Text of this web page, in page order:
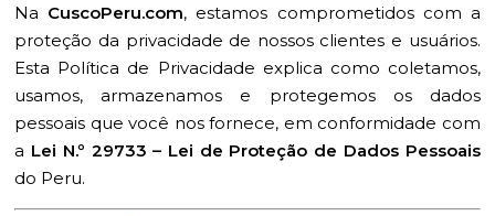
Na CuscoPeru.com, estamos comprometidos com a
proteção da privacidade de nossos clientes e usuários.
Esta Política de Privacidade explica como coletamos,
usamos, armazenamos e protegemos os dados
pessoais que você nos fornece, em conformidade com
a Lei N.º 29733 – Lei de Proteção de Dados Pessoais
do Peru.